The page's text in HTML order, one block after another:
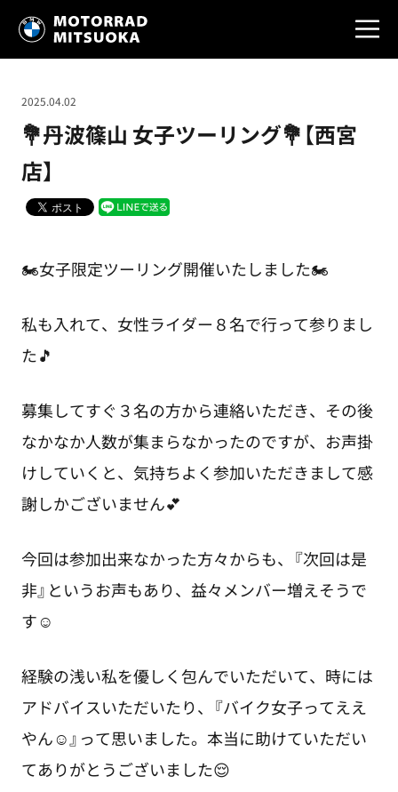
💐丹波篠山 女子ツーリング💐【西宮
店】
2025.04.02
🏍️女子限定ツーリング開催いたしました🏍️
私も入れて、女性ライダー８名で行って参りまし
た🎵
募集してすぐ３名の方から連絡いただき、その後
なかなか人数が集まらなかったのですが、お声掛
けしていくと、気持ちよく参加いただきまして感
謝しかございません💕
今回は参加出来なかった方々からも、『次回は是
非』というお声もあり、益々メンバー増えそうで
す☺️
経験の浅い私を優しく包んでいただいて、時には
アドバイスいただいたり、『バイク女子ってええ
やん☺️』って思いました。本当に助けていただい
てありがとうございました😌